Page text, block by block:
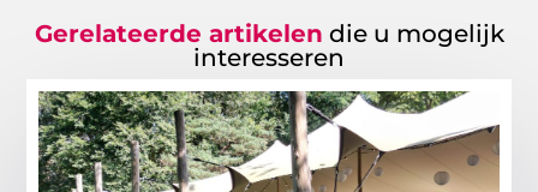
Gerelateerde artikelen die u mogelijk
interesseren